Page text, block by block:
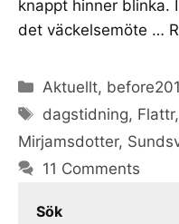
knappt hinner blinka.
det väckelsemöte …
Categories
Aktuellt,
Tags
dagstidning, Flattr,
Mirjamsdotter,
11 Comments
Sök